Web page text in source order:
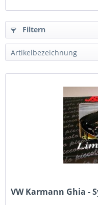
Filtern
VW Karmann Ghia -